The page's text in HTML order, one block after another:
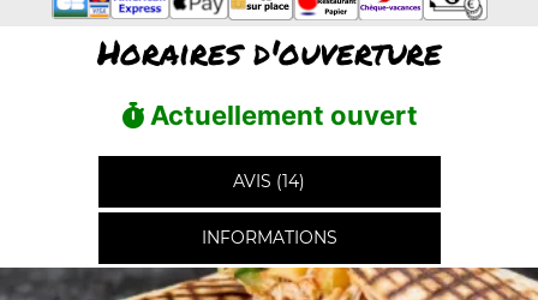
Horaires d'ouverture
Actuellement ouvert
AVIS (14)
INFORMATIONS